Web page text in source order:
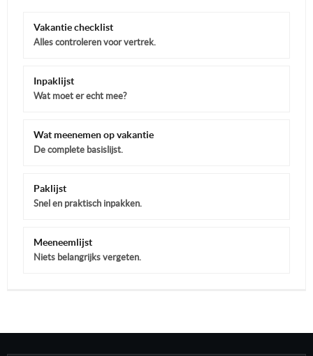
Vakantie checklist
Alles controleren voor vertrek.
Inpaklijst
Wat moet er echt mee?
Wat meenemen op vakantie
De complete basislijst.
Paklijst
Snel en praktisch inpakken.
Meeneemlijst
Niets belangrijks vergeten.